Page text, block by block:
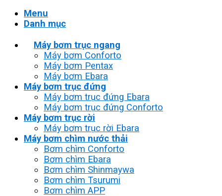
Menu
Danh mục
Máy bơm trục ngang
Máy bơm Conforto
Máy bơm Pentax
Máy bơm Ebara
Máy bơm trục đứng
Máy bơm trục đứng Ebara
Máy bơm trục đứng Conforto
Máy bơm trục rời
Máy bơm trục rời Ebara
Máy bơm chìm nước thải
Bơm chìm Conforto
Bơm chìm Ebara
Bơm chìm Shinmaywa
Bơm chìm Tsurumi
Bơm chìm APP